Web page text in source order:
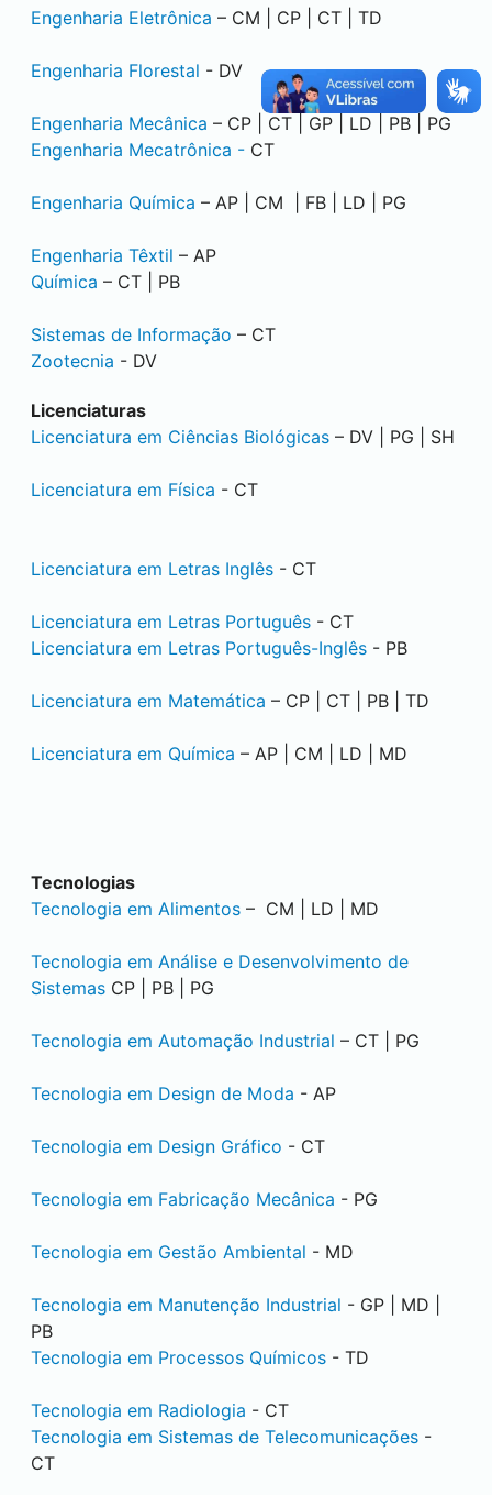
Engenharia Eletrônica – CM | CP | CT | TD
Engenharia Florestal - DV
Engenharia Mecânica – CP | CT | GP | LD | PB | PG
Engenharia Mecatrônica - CT
Engenharia Química – AP | CM | FB | LD | PG
Engenharia Têxtil – AP
Química – CT | PB
Sistemas de Informação – CT
Zootecnia - DV
Licenciaturas
Licenciatura em Ciências Biológicas – DV | PG | SH
Licenciatura em Física - CT
Licenciatura em Letras Inglês - CT
Licenciatura em Letras Português - CT
Licenciatura em Letras Português-Inglês - PB
Licenciatura em Matemática – CP | CT | PB | TD
Licenciatura em Química – AP | CM | LD | MD
Tecnologias
Tecnologia em Alimentos – CM | LD | MD
Tecnologia em Análise e Desenvolvimento de
Sistemas CP | PB | PG
Tecnologia em Automação Industrial – CT | PG
Tecnologia em Design de Moda - AP
Tecnologia em Design Gráfico - CT
Tecnologia em Fabricação Mecânica - PG
Tecnologia em Gestão Ambiental - MD
Tecnologia em Manutenção Industrial - GP | MD |
PB
Tecnologia em Processos Químicos - TD
Tecnologia em Radiologia - CT
Tecnologia em Sistemas de Telecomunicações -
CT